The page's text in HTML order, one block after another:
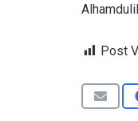
Post